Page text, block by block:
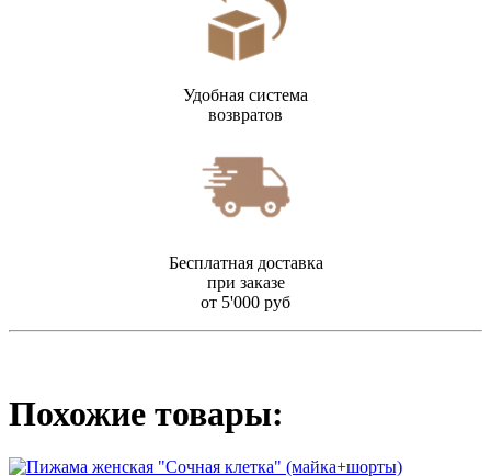
Удобная система
возвратов
Бесплатная доставка
при заказе
от 5'000 руб
Похожие товары: